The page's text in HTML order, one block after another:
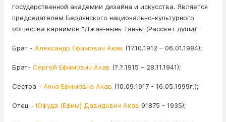
государственной академии дизайна и искусства. Является
председателем Бердянского национально-культурного
общества караимов "Джан-нынъ Танъы (Рассвет души)"
Брат - Александр Ефимович Акав (17.10.1912 – 06.01.1984);
Брат- Сергей Ефимович Акав (?.?.1915 – 28.11.1941);
Сестра - Анна Ефимовна Акав (10.09.1917 - 16.05.1999г.);
Отец - Юфуда (Ефим) Давидович Акав 91875 - 1935);